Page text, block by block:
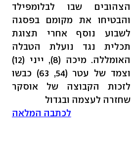
הצהובים שבו לבלומפילד
והבטיחו את מקומם בפסגה
לשבוע נוסף אחרי תצוגת
תכלית נגד נועלת הטבלה
האומללה. מיכה (8), ייני (12)
וצמד של עטר (54, 63) כבשו
לזכות הקבוצה של אוסקר
שחזרה לעצמה ובגדול
לכתבה המלאה